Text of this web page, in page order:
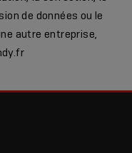
de données ou le
autre entreprise,